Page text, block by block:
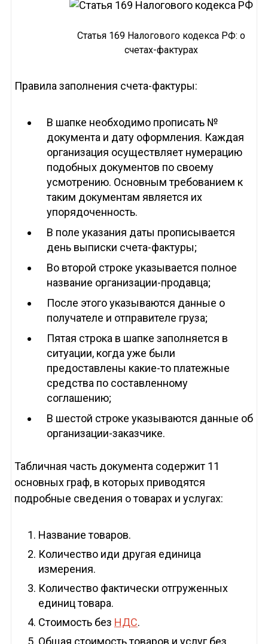
Статья 169 Налогового кодекса РФ: о
счетах-фактурах
Правила заполнения счета-фактуры:
В шапке необходимо прописать №
документа и дату оформления. Каждая
организация осуществляет нумерацию
подобных документов по своему
усмотрению. Основным требованием к
таким документам является их
упорядоченность.
В поле указания даты прописывается
день выписки счета-фактуры;
Во второй строке указывается полное
название организации-продавца;
После этого указываются данные о
получателе и отправителе груза;
Пятая строка в шапке заполняется в
ситуации, когда уже были
предоставлены какие-то платежные
средства по составленному
соглашению;
В шестой строке указываются данные об
организации-заказчике.
Табличная часть документа содержит 11
основных граф, в которых приводятся
подробные сведения о товарах и услугах:
Название товаров.
Количество иди другая единица
измерения.
Количество фактически отгруженных
единиц товара.
Стоимость без НДС.
Общая стоимость товаров и услуг без